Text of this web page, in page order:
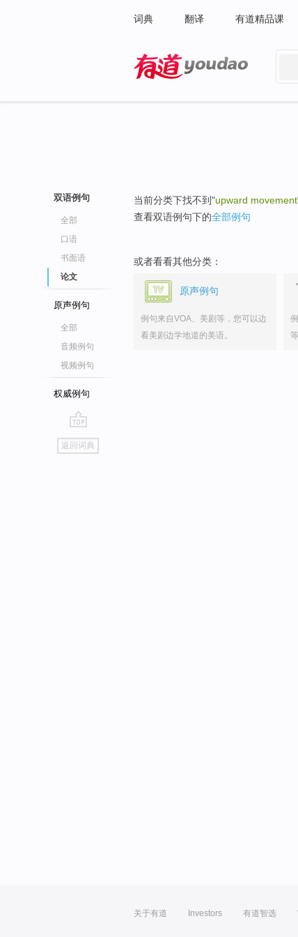
词典 翻译 有道精品课
双语例句
全部
口语
书面语
论文
原声例句
全部
音频例句
视频例句
权威例句
go
top
返回词典
当前分类下找不到"upward movement
查看双语例句下的全部例句
或者看看其他分类：
原声例句
例句来自VOA、美剧等，您可以边
看美剧边学地道的美语。
关于有道 Investors 有道智选